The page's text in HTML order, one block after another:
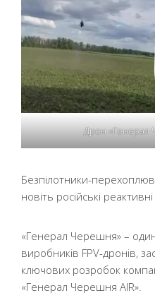
Дрон «Генерал
Безпілотники-
новіть російські
«Генерал Черешня» –
виробників FPV-дронів,
ключових розробок
«Генерал Черешня AIR».